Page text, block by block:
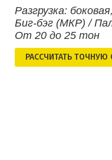
Разгрузка:
Биг-бэг (МКР) /
От 20 до 25 тон
РАСCЧИТАТЬ